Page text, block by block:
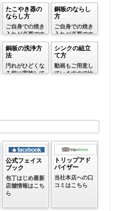
たこやき器の
ならし方
ご自身での焼き
入れが必要です
ので参考にして
ください
銅板のならし
方
ご自身での焼き
入れが必要です
ので参考にして
ください
銅板の洗浄方
法
汚れがひどくな
る前に実施して
シンクの組立
て方
動画もご用意し
ていますので比
公式フェイス
ブック
包丁はじめ最新
店舗情報はこち
ら
トリップアド
バイザー
当社本店への口
コミはこちら